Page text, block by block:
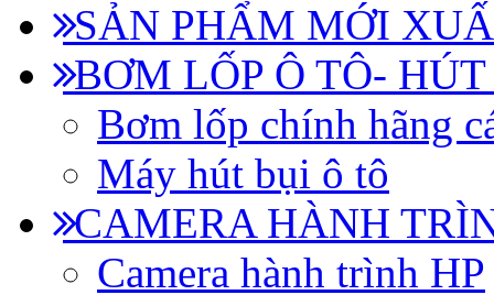
SẢN PHẨM MỚI
BƠM LỐP Ô TÔ-
Bơm lốp chính hãng
Máy hút bụi ô tô
CAMERA HÀNH
Camera hành trình HP